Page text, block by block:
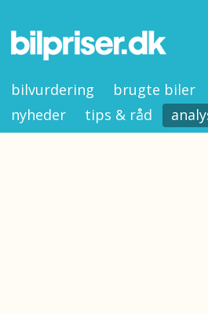
bilvurdering brugte biler
nyheder
tips & råd